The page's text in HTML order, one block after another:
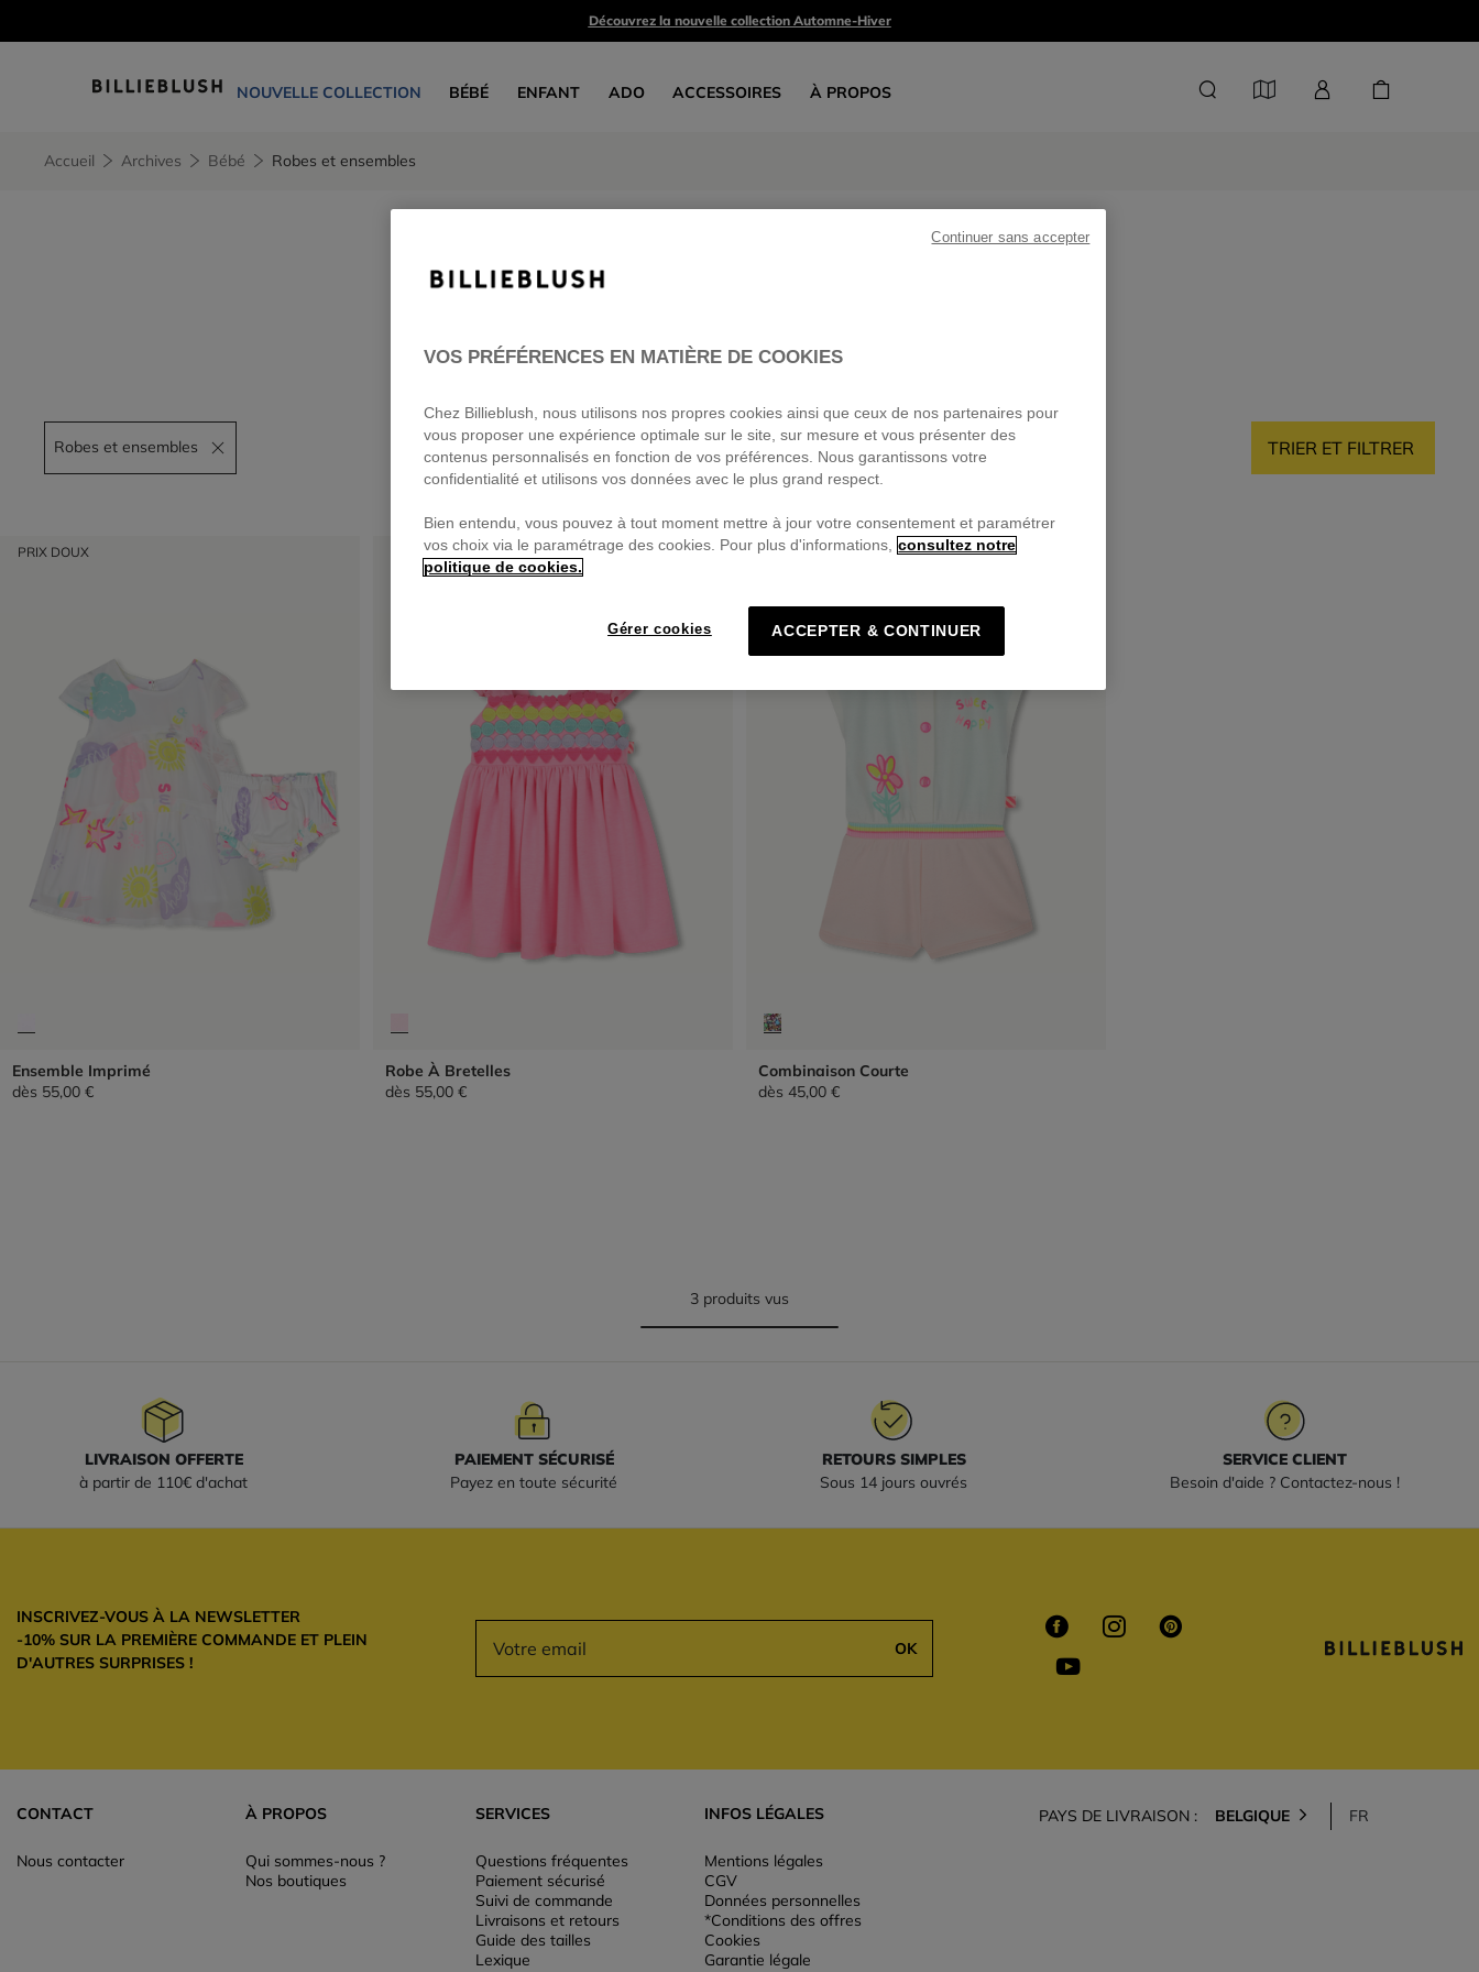
Découvrez la nouvelle collection Automne-Hiver
NOUVELLE COLLECTION BÉBÉ ENFANT ADO ACCESSOIRES À PROPOS
Accueil Archives Bébé Robes et ensembles
Jusqu'à -50%sur les anciennes collections*
Robes et ensembles
Remove filter Robes et ensembles TRIER ET FILTRER
PRIX DOUX
Ensemble Imprimé
dès 55,00 €
PRIX DOUX
Robe À Bretelles
dès 55,00 €
PRIX DOUX
Combinaison Courte
dès 45,00 €
3 produits vus
LIVRAISON OFFERTE
à partir de 110€ d'achat
PAIEMENT SÉCURISÉ
Payez en toute sécurité
RETOURS SIMPLES
Sous 14 jours ouvrés
SERVICE CLIENT
Besoin d'aide ? Contactez-nous !
INSCRIVEZ-VOUS À LA NEWSLETTER
-10% SUR LA PREMIÈRE COMMANDE ET PLEIN
D'AUTRES SURPRISES !
OK
CONTACT
Nous contacter
À PROPOS
Qui sommes-nous ?
Nos boutiques
SERVICES
Questions fréquentes
Paiement sécurisé
Suivi de commande
Livraisons et retours
Guide des tailles
Lexique
INFOS LÉGALES
Mentions légales
CGV
Données personnelles
*Conditions des offres
Cookies
Garantie légale
PAYS DE LIVRAISON : BELGIQUE FR
VOS PRÉFÉRENCES EN MATIÈRE DE COOKIES
Chez Billieblush, nous utilisons nos propres cookies ainsi que ceux de nos partenaires pour
vous proposer une expérience optimale sur le site, sur mesure et vous présenter des
contenus personnalisés en fonction de vos préférences. Nous garantissons votre
confidentialité et utilisons vos données avec le plus grand respect.
Bien entendu, vous pouvez à tout moment mettre à jour votre consentement et paramétrer
vos choix via le paramétrage des cookies. Pour plus d'informations, consultez notre
politique de cookies.
Gérer cookies ACCEPTER & CONTINUER
Continuer sans accepter